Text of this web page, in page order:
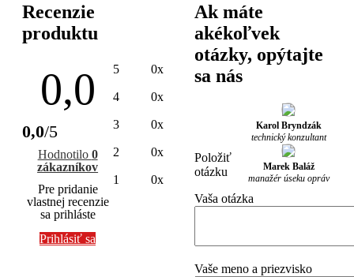
Recenzie
produktu
0,0
0,0/5
Hodnotilo 0
zákazníkov
Pre pridanie
vlastnej recenzie
sa prihláste
Prihlásiť sa
5 0x
4 0x
3 0x
2 0x
1 0x
Ak máte
akékoľvek
otázky, opýtajte
sa nás
Karol Bryndzák
technický konzultant
Marek Baláž
manažér úseku opráv
Položiť
otázku
Vaša otázka
Vaše meno a priezvisko